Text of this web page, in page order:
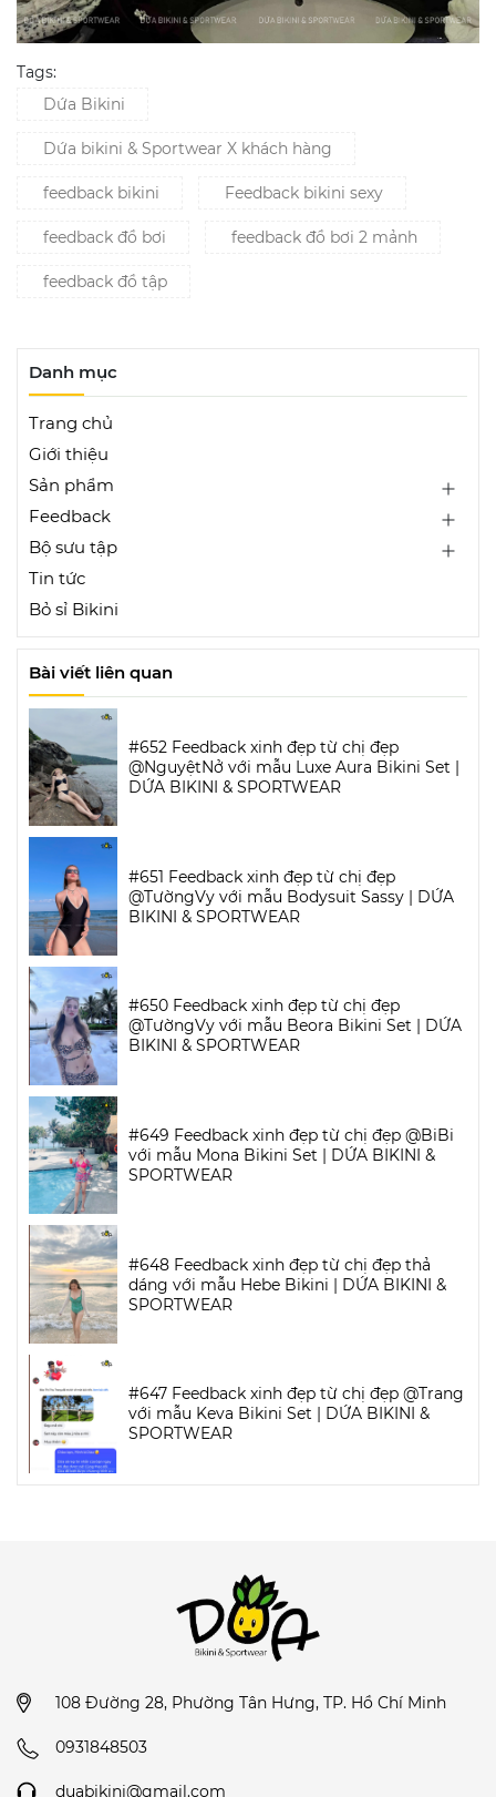
Tags:
Dứa Bikini
Dứa bikini & Sportwear X khách hàng
feedback bikini Feedback bikini sexy
feedback đồ bơi feedback đồ bơi 2 mảnh
feedback đồ tập
Danh mục
Trang chủ
Giới thiệu
Sản phẩm
Feedback
Bộ sưu tập
Tin tức
Bỏ sỉ Bikini
Bài viết liên quan
#652 Feedback xinh đẹp từ chị đẹp
@NguyệtNở với mẫu Luxe Aura Bikini Set |
DỨA BIKINI & SPORTWEAR
#651 Feedback xinh đẹp từ chị đẹp
@TườngVy với mẫu Bodysuit Sassy | DỨA
BIKINI & SPORTWEAR
#650 Feedback xinh đẹp từ chị đẹp
@TườngVy với mẫu Beora Bikini Set | DỨA
BIKINI & SPORTWEAR
#649 Feedback xinh đẹp từ chị đẹp @BiBi
với mẫu Mona Bikini Set | DỨA BIKINI &
SPORTWEAR
#648 Feedback xinh đẹp từ chị đẹp thả
dáng với mẫu Hebe Bikini | DỨA BIKINI &
SPORTWEAR
#647 Feedback xinh đẹp từ chị đẹp @Trang
với mẫu Keva Bikini Set | DỨA BIKINI &
SPORTWEAR
108 Đường 28, Phường Tân Hưng, TP. Hồ Chí Minh
0931848503
duabikini@gmail.com